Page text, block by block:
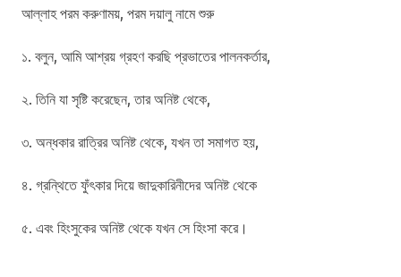
আল্লাহ পরম করুণাময়, পরম দয়ালু নামে শুরু
১. বলুন, আমি আশ্রয় গ্রহণ করছি প্রভাতের পালনকর্তার,
২. তিনি যা সৃষ্টি করেছেন, তার অনিষ্ট থেকে,
৩. অন্ধকার রাত্রির অনিষ্ট থেকে, যখন তা সমাগত হয়,
৪. গ্রন্থিতে ফুঁৎকার দিয়ে জাদুকারিনীদের অনিষ্ট থেকে
৫. এবং হিংসুকের অনিষ্ট থেকে যখন সে হিংসা করে।